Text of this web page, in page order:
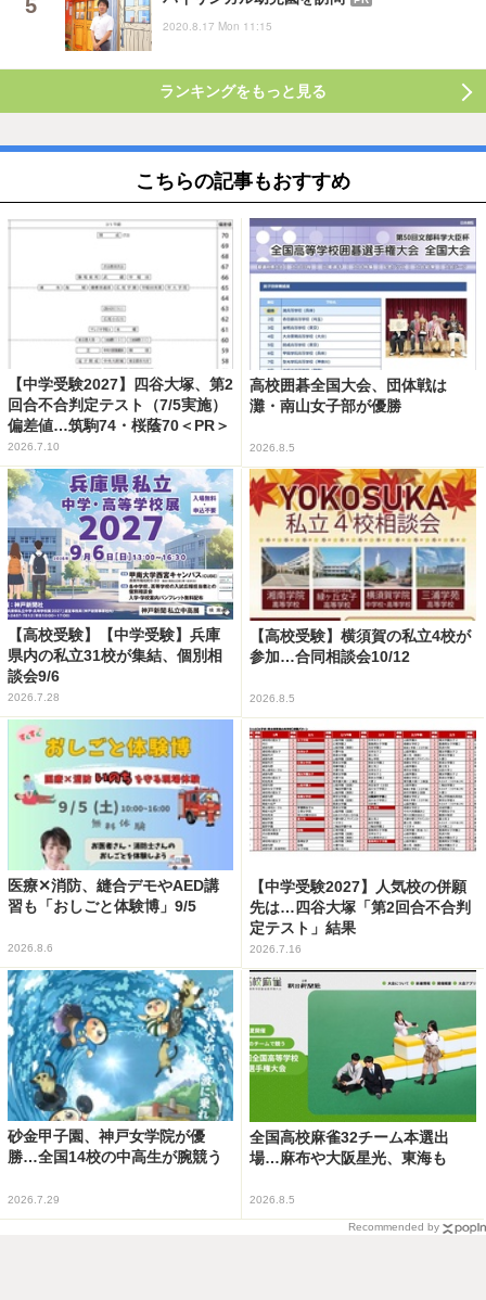
2020.8.17 Mon 11:15
ランキングをもっと見る
こちらの記事もおすすめ
【中学受験2027】四谷大塚、第2
回合不合判定テスト（7/5実施）
偏差値…筑駒74・桜蔭70＜PR＞
2026.7.10
高校囲碁全国大会、団体戦は
灘・南山女子部が優勝
2026.8.5
【高校受験】【中学受験】兵庫
県内の私立31校が集結、個別相
談会9/6
2026.7.28
【高校受験】横須賀の私立4校が
参加…合同相談会10/12
2026.8.5
医療✕消防、縫合デモやAED講
習も「おしごと体験博」9/5
2026.8.6
【中学受験2027】人気校の併願
先は…四谷大塚「第2回合不合判
定テスト」結果
2026.7.16
砂金甲子園、神戸女学院が優
勝…全国14校の中高生が腕競う
2026.7.29
全国高校麻雀32チーム本選出
場…麻布や大阪星光、東海も
2026.8.5
Recommended by